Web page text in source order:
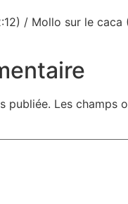
/ Mollo sur le
publiée. Les champs